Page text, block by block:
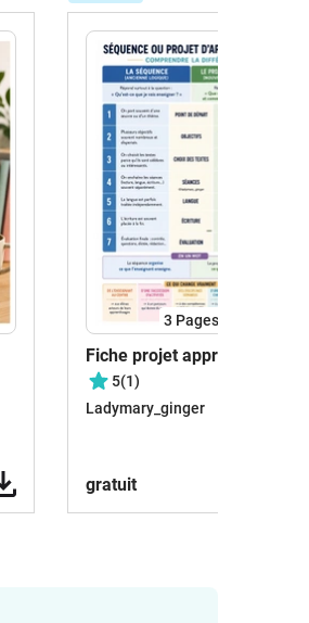
3 Pages
Fiche projet apprentissage
5(1)
Ladymary_ginger
gratuit